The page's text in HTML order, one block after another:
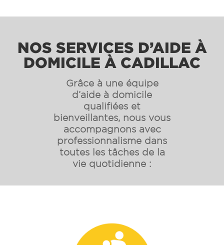
NOS SERVICES D’AIDE À
DOMICILE À CADILLAC
Grâce à une équipe
d’aide à domicile
qualifiées et
bienveillantes, nous vous
accompagnons avec
professionnalisme dans
toutes les tâches de la
vie quotidienne :